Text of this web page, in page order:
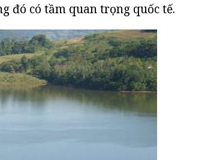
đó có tầm quan trọng quốc tế.